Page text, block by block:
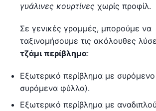
γυάλινες κουρτίνες χωρίς προφίλ.
Σε γενικές γραμμές, μπορούμε να
ταξινομήσουμε τις ακόλουθες
τζάμι περίβλημα:
Εξωτερικό περίβλημα με
συρόμενα φύλλα).
Εξωτερικό περίβλημα με